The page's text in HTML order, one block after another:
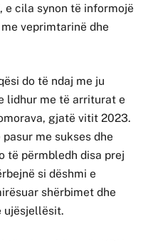
e cila synon të informojë
veprimtarinë dhe
do të ndaj me ju
lidhur me të arriturat e
gjatë vitit 2023.
me sukses dhe
të përmbledh disa prej
si dëshmi e
shërbimet dhe
ujësjellësit.